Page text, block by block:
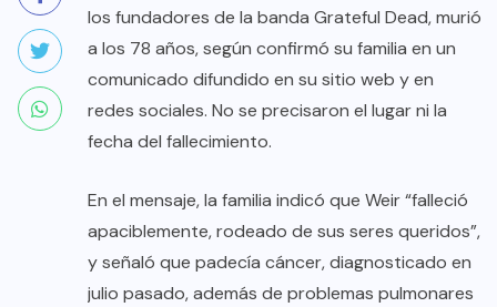
los fundadores de la banda Grateful Dead, murió
a los 78 años, según confirmó su familia en un
comunicado difundido en su sitio web y en
redes sociales. No se precisaron el lugar ni la
fecha del fallecimiento.
En el mensaje, la familia indicó que Weir “falleció
apaciblemente, rodeado de sus seres queridos”,
y señaló que padecía cáncer, diagnosticado en
julio pasado, además de problemas pulmonares